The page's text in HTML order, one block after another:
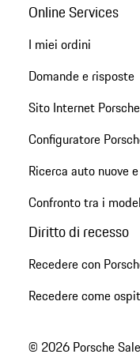
Online Services
I miei ordini
Domande e risposte
Sito Internet Porsche
Configuratore
Ricerca auto nuove
Confronto tra i
Diritto di recesso
Recedere con
Recedere come
© 2026 Porsche